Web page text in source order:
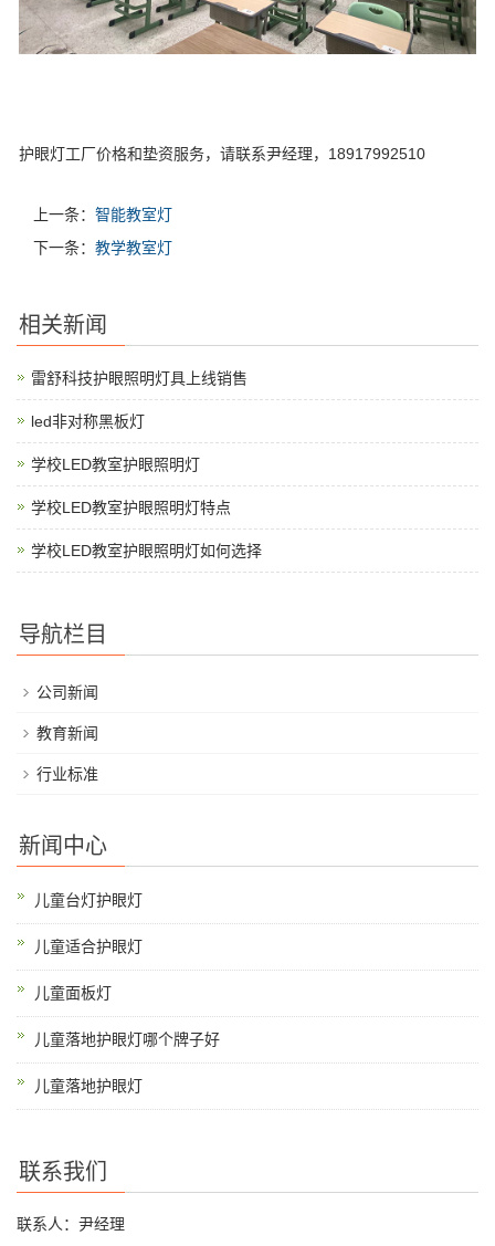
护眼灯工厂价格和垫资服务，请联系尹经理，18917992510
上一条： 智能教室灯
下一条： 教学教室灯
相关新闻
雷舒科技护眼照明灯具上线销售
led非对称黑板灯
学校LED教室护眼照明灯
学校LED教室护眼照明灯特点
学校LED教室护眼照明灯如何选择
导航栏目
公司新闻
教育新闻
行业标准
新闻中心
儿童台灯护眼灯
儿童适合护眼灯
儿童面板灯
儿童落地护眼灯哪个牌子好
儿童落地护眼灯
联系我们
联系人：尹经理